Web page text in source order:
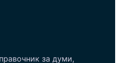
за думи,